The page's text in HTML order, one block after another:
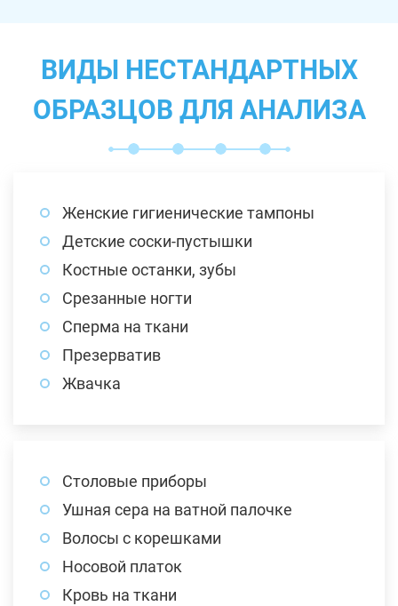
ВИДЫ НЕСТАНДАРТНЫХ
ОБРАЗЦОВ ДЛЯ АНАЛИЗА
Женские гигиенические тампоны
Детские соски-пустышки
Костные останки, зубы
Срезанные ногти
Сперма на ткани
Презерватив
Жвачка
Столовые приборы
Ушная сера на ватной палочке
Волосы с корешками
Носовой платок
Кровь на ткани